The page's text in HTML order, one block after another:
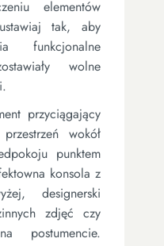
elementów
tak, aby
funkcjonalne
wolne
przyciągający
wokół
punktem
konsola z
designerski
zdjęć czy
postumencie.